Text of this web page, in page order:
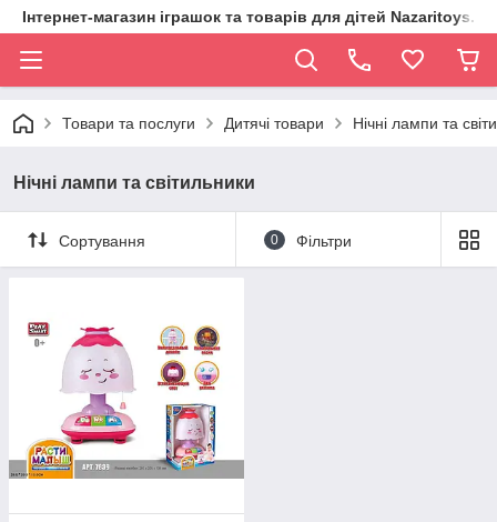
Інтернет-магазин іграшок та товарів для дітей
Товари та послуги Дитячі товари Нічні лампи та
Нічні лампи та світильники
Сортування 0 Фільтри